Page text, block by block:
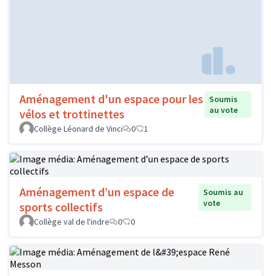
Aménagement d'un espace pour les
vélos et trottinettes
Soumis
au vote
Collège Léonard de Vinci
0 1
Aménagement d’un espace de
sports collectifs
Soumis au
vote
Collège val de l'indre
0 0